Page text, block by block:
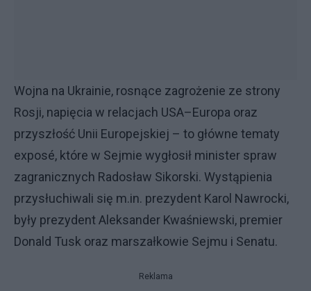
Wojna na Ukrainie, rosnące zagrożenie ze strony
Rosji, napięcia w relacjach USA–Europa oraz
przyszłość Unii Europejskiej – to główne tematy
exposé, które w Sejmie wygłosił minister spraw
zagranicznych Radosław Sikorski. Wystąpienia
przysłuchiwali się m.in. prezydent Karol Nawrocki,
były prezydent Aleksander Kwaśniewski, premier
Donald Tusk oraz marszałkowie Sejmu i Senatu.
Reklama